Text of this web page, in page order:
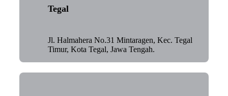
Tegal
Jl. Halmahera No.31 Mintaragen, Kec. Tegal
Timur, Kota Tegal, Jawa Tengah.